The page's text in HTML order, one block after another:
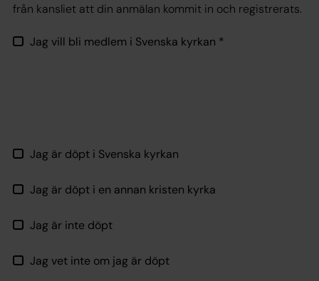
från kansliet att din anmälan kommit in och registrerats.
Jag vill bli medlem i Svenska kyrkan *
Jag är döpt i Svenska kyrkan
Jag är döpt i en annan kristen kyrka
Jag är inte döpt
Jag vet inte om jag är döpt